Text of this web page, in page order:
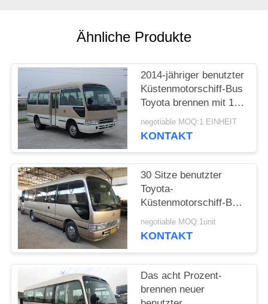
DATENSCHUTZRICHTLINIE
Ähnliche Produkte
2014-jähriger benutzter
Küstenmotorschiff-Bus
Toyota brennen mit 17
Sitz-ISO-
Bescheinigung ein
negotiable MOQ:1 EINHEIT
KONTAKT
30 Sitze benutzter
Toyota-
Küstenmotorschiff-Bus
Hiace-Bus mit
Dieselmotor
negotiable MOQ:1unit
KONTAKT
Das acht Prozent-
brennen neuer